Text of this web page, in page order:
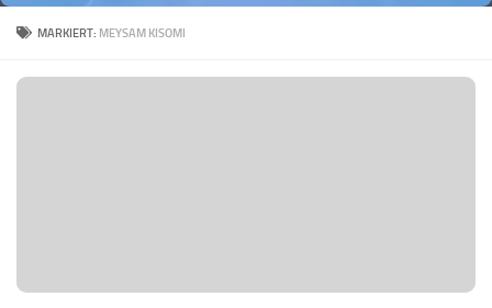
MARKIERT: MEYSAM KISOMI